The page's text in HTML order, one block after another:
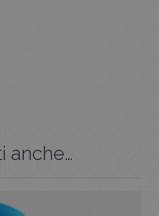
anche…